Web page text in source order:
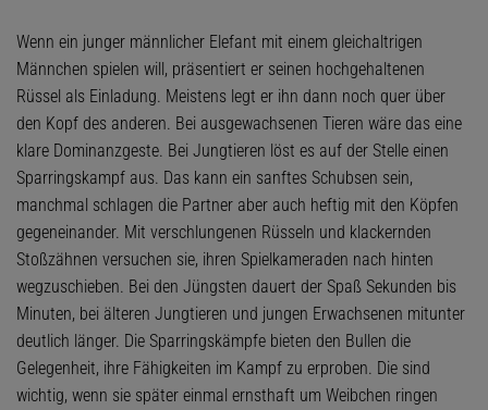
Wenn ein junger männlicher Elefant mit einem gleichaltrigen
Männchen spielen will, präsentiert er seinen hochgehaltenen
Rüssel als Einladung. Meistens legt er ihn dann noch quer über
den Kopf des anderen. Bei ausgewachsenen Tieren wäre das eine
klare Dominanzgeste. Bei Jungtieren löst es auf der Stelle einen
Sparringskampf aus. Das kann ein sanftes Schubsen sein,
manchmal schlagen die Partner aber auch heftig mit den Köpfen
gegeneinander. Mit verschlungenen Rüsseln und klackernden
Stoßzähnen versuchen sie, ihren Spielkameraden nach hinten
wegzuschieben. Bei den Jüngsten dauert der Spaß Sekunden bis
Minuten, bei älteren Jungtieren und jungen Erwachsenen mitunter
deutlich länger. Die Sparringskämpfe bieten den Bullen die
Gelegenheit, ihre Fähigkeiten im Kampf zu erproben. Die sind
wichtig, wenn sie später einmal ernsthaft um Weibchen ringen